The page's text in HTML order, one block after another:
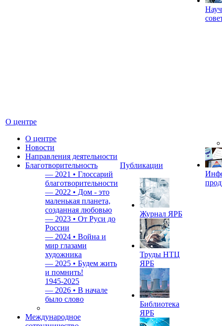
О центре
О центре
Новости
Направления деятельности
Благотворительность
— 2021 • Глоссарий
благотворительности
— 2022 • Дом - это
маленькая планета,
созданная любовью
— 2023 • От Руси до
России
— 2024 • Война и
мир глазами
художника
— 2025 • Будем жить
и помнить!
1945-2025
— 2026 • В начале
было слово
Международное
Публикации
Журнал ЯРБ
Труды НТЦ
ЯРБ
Библиотека
ЯРБ